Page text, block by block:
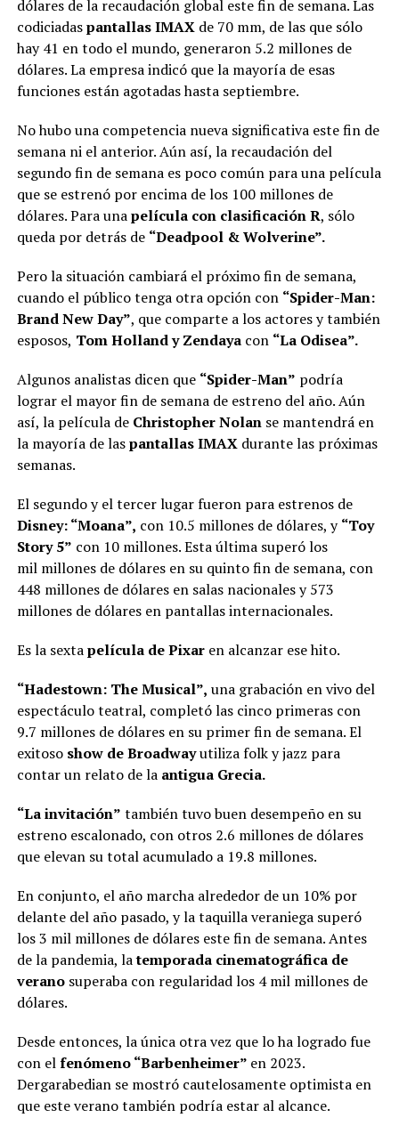
dólares de la recaudación global este fin de semana. Las
codiciadaspantallas IMAXde 70 mm, de las que sólo
hay 41 en todo el mundo, generaron 5.2 millones de
dólares. La empresa indicó que la mayoría de esas
funciones están agotadas hasta septiembre.
No hubo una competencia nueva significativa este fin de
semana ni el anterior. Aún así, la recaudación del
segundo fin de semana es poco común para una película
que se estrenó por encima de los 100 millones de
dólares. Para unapelícula con clasificación R, sólo
queda por detrás de “Deadpool & Wolverine”.
Pero la situación cambiará el próximo fin de semana,
cuando el público tenga otra opción con “Spider-Man:
Brand New Day”, que comparte a los actores y también
esposos, Tom Holland y Zendayacon “La Odisea”.
Algunos analistas dicen que “Spider-Man” podría
lograr el mayor fin de semana de estreno del año. Aún
así, la película de Christopher Nolan se mantendrá en
la mayoría de laspantallas IMAX durante las próximas
semanas.
El segundo y el tercer lugar fueron para estrenos de
Disney: “Moana”, con 10.5 millones de dólares, y“Toy
Story 5” con 10 millones. Esta última superó los
mil millones de dólares en su quinto fin de semana, con
448 millones de dólares en salas nacionales y 573
millones de dólares en pantallas internacionales.
Es la sextapelícula de Pixaren alcanzar ese hito.
“Hadestown: The Musical”, una grabación en vivo del
espectáculo teatral, completó las cinco primeras con
9.7 millones de dólares en su primer fin de semana. El
exitososhow de Broadwayutiliza folk y jazz para
contar un relato de la antigua Grecia.
“La invitación” también tuvo buen desempeño en su
estreno escalonado, con otros 2.6 millones de dólares
que elevan su total acumulado a 19.8 millones.
En conjunto, el año marcha alrededor de un 10% por
delante del año pasado, y la taquilla veraniega superó
los 3 mil millones de dólares este fin de semana. Antes
de la pandemia, latemporada cinematográfica de
verano superaba con regularidad los 4 mil millones de
dólares.
Desde entonces, la única otra vez que lo ha logrado fue
con elfenómeno “Barbenheimer” en 2023.
Dergarabedian se mostró cautelosamente optimista en
que este verano también podría estar al alcance.